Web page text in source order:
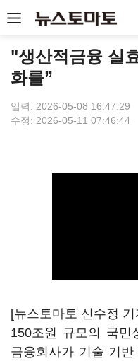
"생산적금융 실
화를”
입력: 2026-05-08 16:47:29
수정: 2026-05-11 07:46:44
[뉴스토마토 신수정
150조원 규모의 국민
금융회사가 기술 기